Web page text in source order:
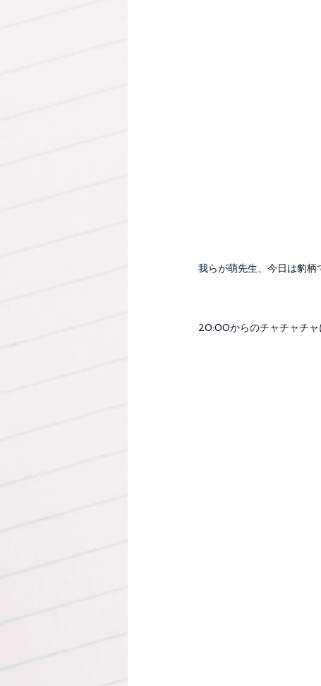
我らが萌先生、今日は豹柄
20:00からのチャチャチャ